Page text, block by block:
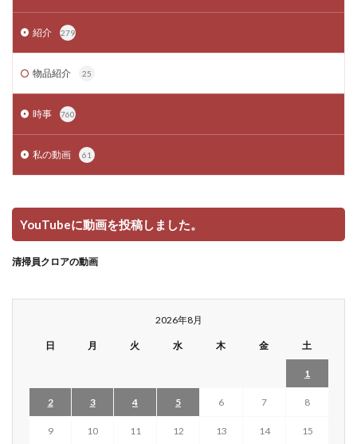
紹介 279
物品紹介 25
時事 760
私の動画 61
YouTubeに動画を投稿しました。
清掃員クロアの動画
2026年8月
日 月 火 水 木 金 土
1
2 3 4 5 6 7 8
9 10 11 12 13 14 15